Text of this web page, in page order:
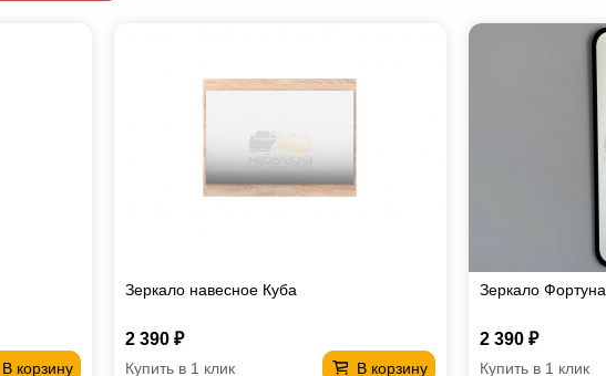
В корзину
Зеркало навесное Куба
2 390 ₽
В корзину
Купить в 1 клик
Зеркало
2 390 ₽
Купить в 1 клик